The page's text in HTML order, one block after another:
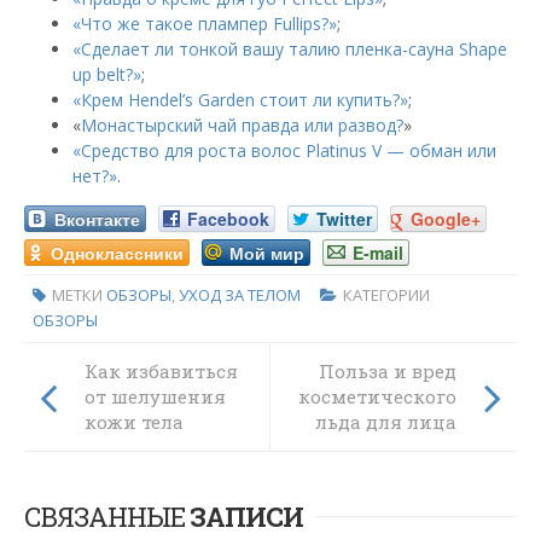
«Что же такое плампер Fullips?»;
«Сделает ли тонкой вашу талию пленка-сауна Shape
up belt?»;
«Крем Hendel’s Garden стоит ли купить?»;
«Монастырский чай правда или развод?»
«Средство для роста волос Platinus V — обман или
нет?».
Вконтакте Facebook Twitter
Google+
Одноклассники
Мой мир E-mail
МЕТКИ ОБЗОРЫ,УХОД ЗА ТЕЛОМ
КАТЕГОРИИ
ОБЗОРЫ
Как избавиться
от шелушения
кожи тела
Польза и вред
косметического
льда для лица
СВЯЗАННЫЕЗАПИСИ